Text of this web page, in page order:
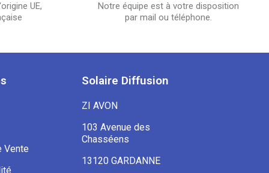
UE,
Notre équipe est à votre disposition
par mail ou téléphone.
Vente
Solaire Diffusion
ZI AVON
103 Avenue des
Chasséens
13120 GARDANNE